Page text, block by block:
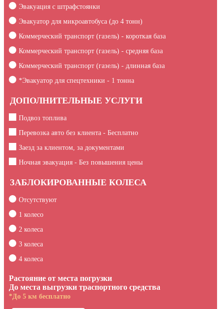
Эвакуация c штрафстоянки
Эвакуатор для микроавтобуса (до 4 тонн)
Коммерческий транспорт (газель) - короткая база
Коммерческий транспорт (газель) - средняя база
Коммерческий транспорт (газель) - длинная база
*Эвакуатор для спецтехники - 1 тонна
ДОПОЛНИТЕЛЬНЫЕ УСЛУГИ
Подвоз топлива
Перевозка авто без клиента - Бесплатно
Заезд за клиентом, за документами
Ночная эвакуация - Без повышения цены
ЗАБЛОКИРОВАННЫЕ КОЛЕСА
Отсутствуют
1 колесо
2 колеса
3 колеса
4 колеса
Растояние от места погрузки
До места выгрузки траспортного средства
*До 5 км бесплатно